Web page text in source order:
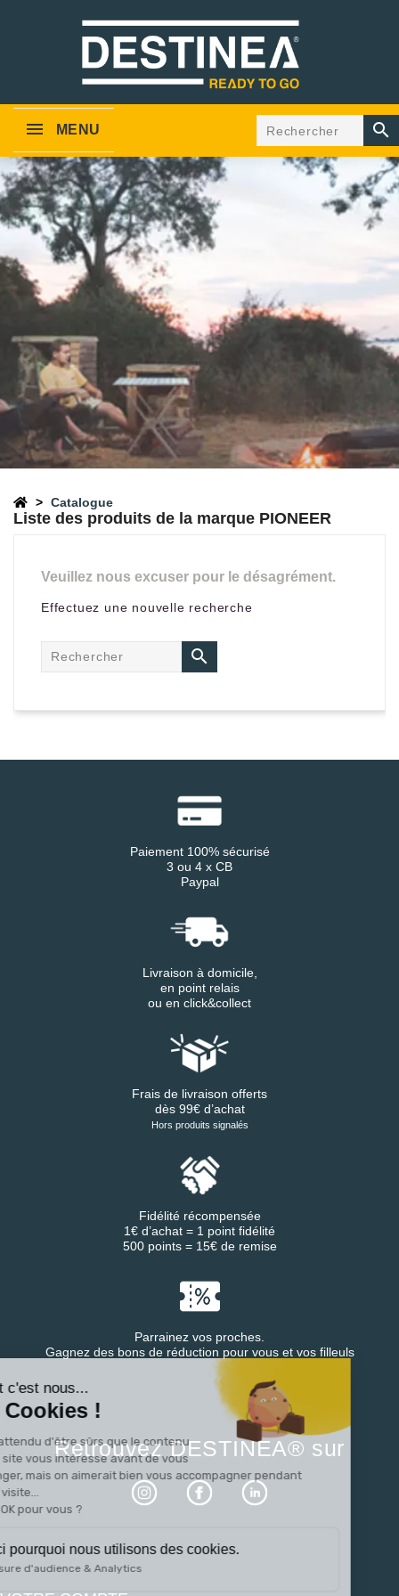
Continuer sans accepter
Salut c'est nous...
les Cookies !
On a attendu d'être sûrs que le contenu
de ce site vous intéresse avant de vous
déranger, mais on aimerait bien vous accompagner pendant
votre visite...
C'est OK pour vous ?
Voici pourquoi nous utilisons des cookies.
Mesure d'audience & Analytics
MENU 
Catalogue
Liste des produits de la marque PIONEER
Veuillez nous excuser pour le désagrément.
Effectuez une nouvelle recherche

Paiement 100% sécurisé
3 ou 4 x CB
Paypal
Livraison à domicile,
en point relais
ou en click&collect
Frais de livraison offerts
dès 99€ d’achat
Hors produits signalés
Fidélité récompensée
1€ d’achat = 1 point fidélité
500 points = 15€ de remise
Parrainez vos proches.
Gagnez des bons de réduction pour vous et vos filleuls
Retrouvez DESTINEA® sur